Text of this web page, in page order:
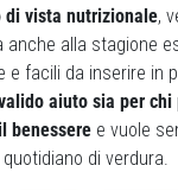
di vista nutrizionale,
alla stagione
e facili da inserire in
aiuto sia per
benessere e vuole
di verdura.